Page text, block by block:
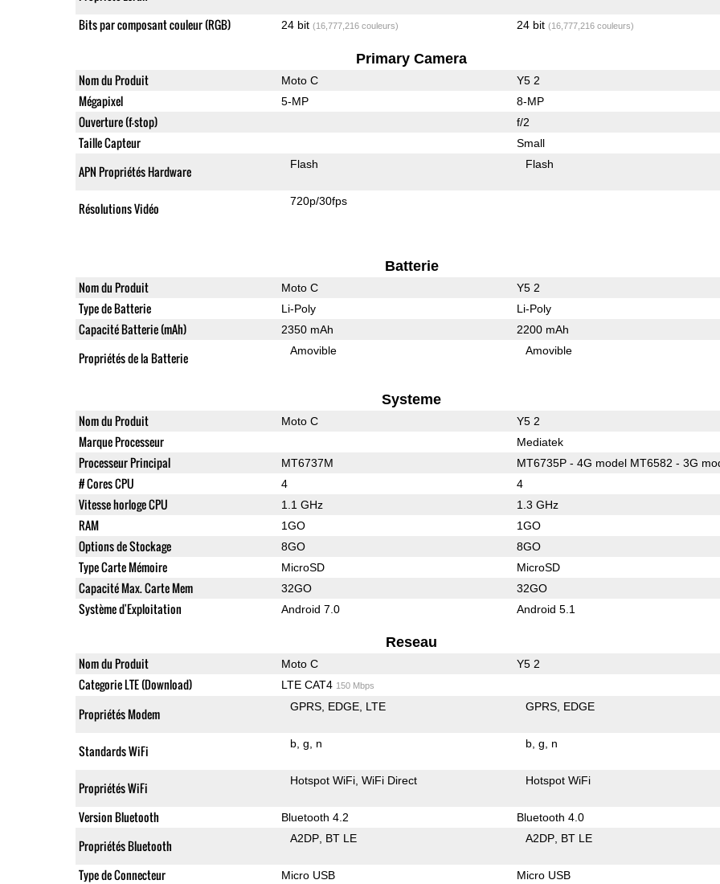
Bits par composant couleur (RGB) 24 bit (16,777,216 couleurs) 24 bit (16,777,216 couleurs)
Primary Camera
Nom du Produit Moto C Y5 2
Mégapixel 5-MP 8-MP
Ouverture (f-stop) f/2
Taille Capteur Small
APN Propriétés Hardware Flash Flash
Résolutions Vidéo 720p/30fps
Batterie
Nom du Produit Moto C Y5 2
Type de Batterie Li-Poly Li-Poly
Capacité Batterie (mAh) 2350 mAh 2200 mAh
Propriétés de la Batterie Amovible Amovible
Systeme
Nom du Produit Moto C Y5 2
Marque Processeur Mediatek
Processeur Principal MT6737M MT6735P - 4G model MT6582 - 3G
# Cores CPU 4 4
Vitesse horloge CPU 1.1 GHz 1.3 GHz
RAM 1GO 1GO
Options de Stockage 8GO 8GO
Type Carte Mémoire MicroSD MicroSD
Capacité Max. Carte Mem 32GO 32GO
Système d'Exploitation Android 7.0 Android 5.1
Reseau
Nom du Produit Moto C Y5 2
Categorie LTE (Download) LTE CAT4 150 Mbps
Propriétés Modem GPRS EDGE LTE GPRS EDGE
Standards WiFi b g n b g n
Propriétés WiFi Hotspot WiFi WiFi Direct Hotspot WiFi
Version Bluetooth Bluetooth 4.2 Bluetooth 4.0
Propriétés Bluetooth A2DP BT LE A2DP BT LE
Type de Connecteur Micro USB Micro USB